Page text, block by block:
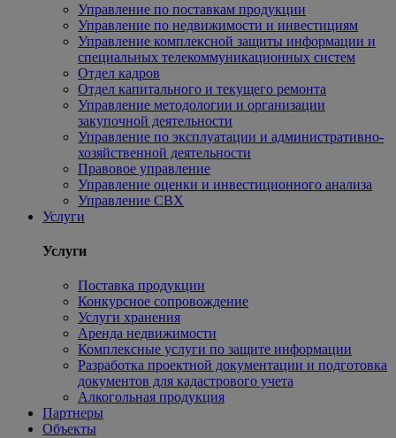
Управление по поставкам продукции
Управление по недвижимости и инвестициям
Управление комплексной защиты информации и
специальных телекоммуникационных систем
Отдел кадров
Отдел капитального и текущего ремонта
Управление методологии и организации
закупочной деятельности
Управление по эксплуатации и административно-
хозяйственной деятельности
Правовое управление
Управление оценки и инвестиционного анализа
Управление СВХ
Услуги
Услуги
Поставка продукции
Конкурсное сопровождение
Услуги хранения
Аренда недвижимости
Комплексные услуги по защите информации
Разработка проектной документации и подготовка
документов для кадастрового учета
Алкогольная продукция
Партнеры
Объекты